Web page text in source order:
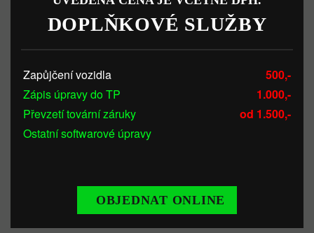
DOPLŇKOVÉ SLUŽBY
Zapůjčení vozidla
500,-
Zápis úpravy do TP
1.000,-
Převzetí tovární záruky
od 1.500,-
Ostatní softwarové úpravy
OBJEDNAT ONLINE